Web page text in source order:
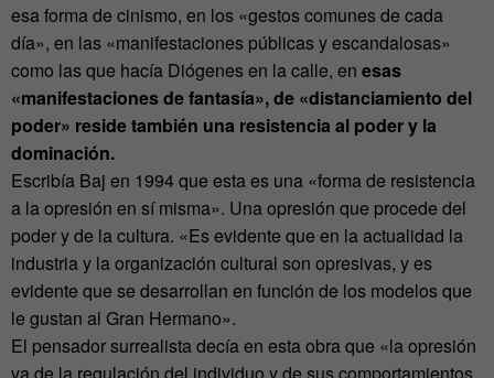
esa forma de cinismo, en los «gestos comunes de cada
día», en las «manifestaciones públicas y escandalosas»
como las que hacía Diógenes en la calle, en esas
«manifestaciones de fantasía», de «distanciamiento del
poder» reside también una resistencia al poder y la
dominación.
Escribía Baj en 1994 que esta es una «forma de resistencia
a la opresión en sí misma». Una opresión que procede del
poder y de la cultura. «Es evidente que en la actualidad la
industria y la organización cultural son opresivas, y es
evidente que se desarrollan en función de los modelos que
le gustan al Gran Hermano».
El pensador surrealista decía en esta obra que «la opresión